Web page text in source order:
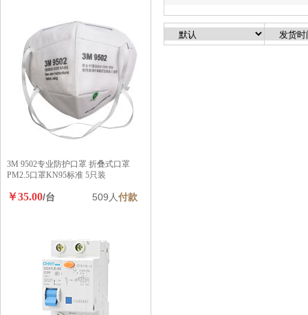
3M 9502专业防护口罩 折叠式口罩
PM2.5口罩KN95标准 5只装
￥35.00/台 509人付款